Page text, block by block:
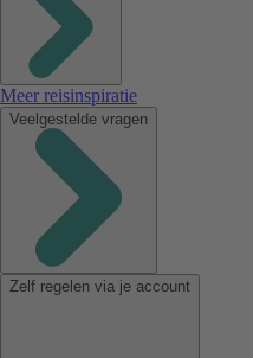
Meer reisinspiratie
Veelgestelde vragen
Zelf regelen via je account